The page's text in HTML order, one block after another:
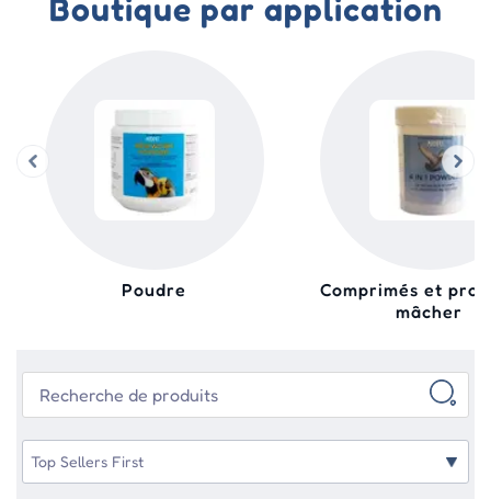
Boutique par application
Poudre
Comprimés et
mâcher